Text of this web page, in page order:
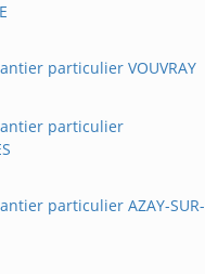
particulier VOUVRAY
particulier
particulier AZAY-SUR-